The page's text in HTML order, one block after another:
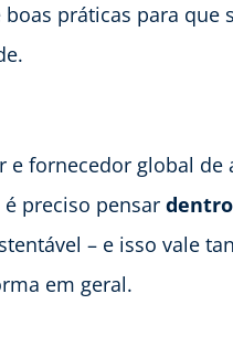
práticas para que
e fornecedor global
preciso pensar
– e isso vale
em geral.